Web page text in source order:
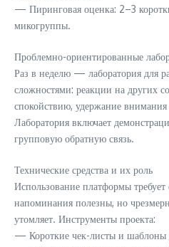
— Пиринговая оценка: 2–3
микогруппы.
Проблемно-ориентированные
Раз в неделю — лаборатория для
сложностями: реакции на других
спокойствию, удержание
Лаборатория включает
групповую обратную связь.
Технические средства и их роль
Использование платформы
напоминания полезны, но
утомляет. Инструменты проекта:
— Короткие чек-листы и шаблоны